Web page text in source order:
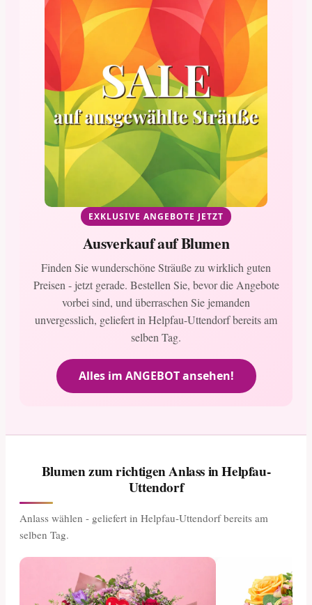
EXKLUSIVE ANGEBOTE JETZT
Ausverkauf auf Blumen
Finden Sie wunderschöne Sträuße zu wirklich guten
Preisen - jetzt gerade. Bestellen Sie, bevor die Angebote
vorbei sind, und überraschen Sie jemanden
unvergesslich, geliefert in Helpfau-Uttendorf bereits am
selben Tag.
Alles im ANGEBOT ansehen!
Blumen zum richtigen Anlass in Helpfau-
Uttendorf
Anlass wählen - geliefert in Helpfau-Uttendorf bereits am
selben Tag.